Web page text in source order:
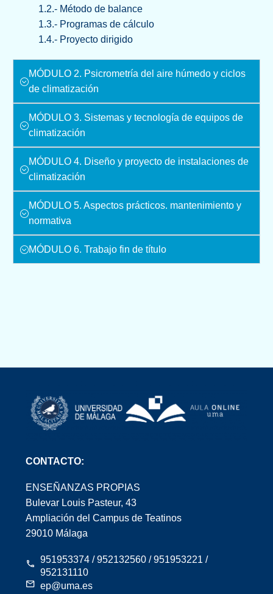
1.2.- Método de balance
1.3.- Programas de cálculo
1.4.- Proyecto dirigido
MÓDULO 2. Psicrometría del aire húmedo y ciclos
de climatización
MÓDULO 3. Sistemas y tecnología de equipos de
climatización
MÓDULO 4. Diseño y proyecto de instalaciones de
climatización
MÓDULO 5. Aspectos prácticos. mantenimiento y
normativa
MÓDULO 6. Trabajo fin de título
CONTACTO:
ENSEÑANZAS PROPIAS
Bulevar Louis Pasteur, 43
Ampliación del Campus de Teatinos
29010 Málaga
951953374 / 952132560 / 951953221 /
952131110
ep@uma.es